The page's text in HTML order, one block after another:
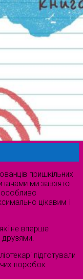
пришкільних
ми завзято
цікавим і
не вперше
друзями.
підготували
поробок